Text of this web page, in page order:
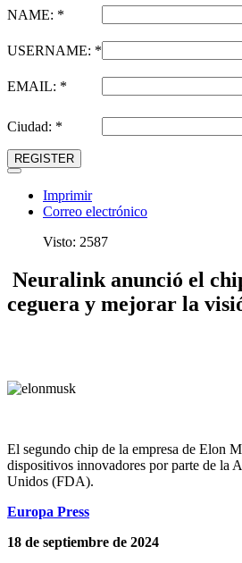
NAME: *
USERNAME: *
EMAIL: *
Ciudad: *
REGISTER
Imprimir
Correo electrónico
Visto: 2587
Neuralink anunció el
ceguera y mejorar la
El segundo chip de la empresa de Elon
dispositivos innovadores por parte de la
Unidos (FDA).
Europa Press
18 de septiembre de 2024